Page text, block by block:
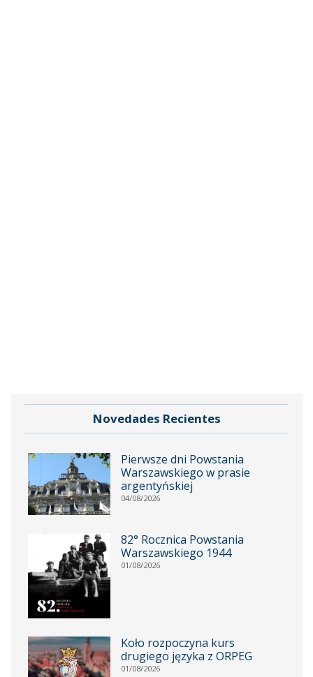
Novedades Recientes
Pierwsze dni Powstania
Warszawskiego w prasie
argentyńskiej
04/08/2026
82° Rocznica Powstania
Warszawskiego 1944
01/08/2026
Koło rozpoczyna kurs
drugiego języka z ORPEG
01/08/2026